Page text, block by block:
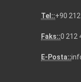
Tel::+90
Faks::0 212
E-Posta::